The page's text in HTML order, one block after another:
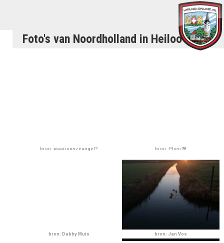
Foto's van Noordholland in Heiloo
bron: waarisonzeangel? bron: Plien 🌸
bron: Debby Muis bron: Jan Vos